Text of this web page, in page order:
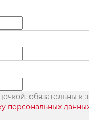
обязательны к
персональных